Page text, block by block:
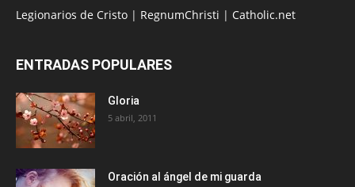
Legionarios de Cristo | RegnumChristi | Catholic.net
ENTRADAS POPULARES
Gloria
5 abril, 2011
Oración al ángel de mi guarda